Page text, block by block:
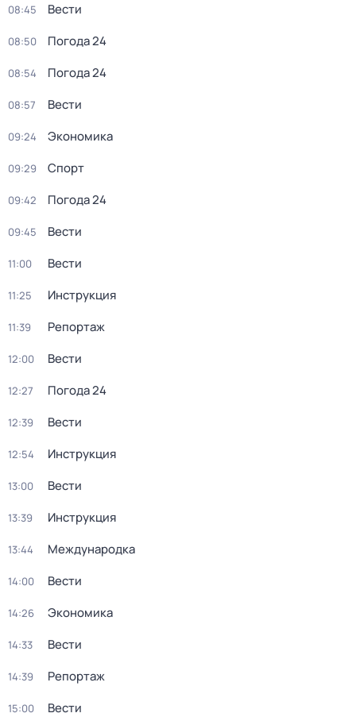
08:45 Вести
08:50 Погода 24
08:54 Погода 24
08:57 Вести
09:24 Экономика
09:29 Спорт
09:42 Погода 24
09:45 Вести
11:00 Вести
11:25 Инструкция
11:39 Репортаж
12:00 Вести
12:27 Погода 24
12:39 Вести
12:54 Инструкция
13:00 Вести
13:39 Инструкция
13:44 Международка
14:00 Вести
14:26 Экономика
14:33 Вести
14:39 Репортаж
15:00 Вести